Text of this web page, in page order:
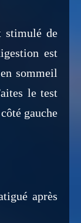
stimulé de
est
sommeil
le test
gauche
après